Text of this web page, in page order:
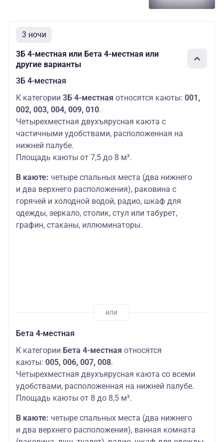
3 ночи
3Б 4-местная или Бета 4-местная или
другие варианты
3Б 4-местная
К категории 3Б 4-местная относятся каюты: 001,
002, 003, 004, 009, 010.
Четырехместная двухъярусная каюта с
частичными удобствами, расположенная на
нижней палубе.
Площадь каюты от 7,5 до 8 м².
В каюте: четыре спальных места (два нижнего
и два верхнего расположения), раковина с
горячей и холодной водой, радио, шкаф для
одежды, зеркало, столик, стул или табурет,
графин, стаканы, иллюминаторы.
Бета 4-местная
К категории Бета 4-местная относятся
каюты: 005, 006, 007, 008.
Четырехместная двухъярусная каюта со всеми
удобствами, расположенная на нижней палубе.
Площадь каюты от 8 до 8,5 м².
В каюте: четыре спальных места (два нижнего
и два верхнего расположения), ванная комната